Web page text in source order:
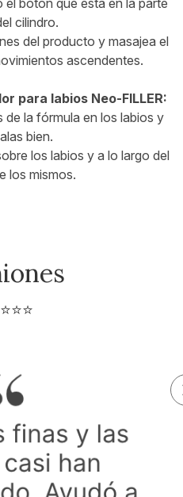
el botón que está en la parte
cilindro.
del producto y masajea el
ascendentes.
para labios Neo-FILLER:
la fórmula en los labios y
bien.
los labios y a lo largo del
los mismos.